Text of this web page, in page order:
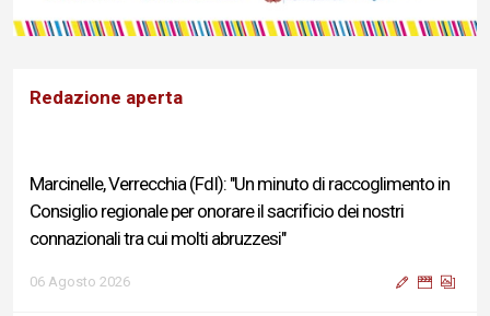
Redazione aperta
Marcinelle, Verrecchia (FdI): "Un minuto di raccoglimento in
Consiglio regionale per onorare il sacrificio dei nostri
connazionali tra cui molti abruzzesi"
06 Agosto 2026